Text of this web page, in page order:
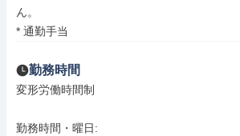
ん。
* 通勤手当
勤務時間
変形労働時間制
勤務時間・曜日: